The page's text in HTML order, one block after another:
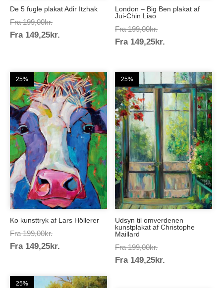
De 5 fugle plakat Adir Itzhak
Fra 199,00kr.Prisinterval:
199,00kr.
Fra 149,25kr.
London – Big Ben plakat af
Jui-Chin Liao
Fra 199,00kr.Prisinterval:
199,00kr.
Fra 149,25kr.
25%
Ko kunsttryk af Lars Höllerer
Fra 199,00kr.Prisinterval:
199,00kr.
Fra 149,25kr.
25%
Udsyn til omverdenen
kunstplakat af Christophe
Maillard
Fra 199,00kr.Prisinterval:
199,00kr.
Fra 149,25kr.
25%